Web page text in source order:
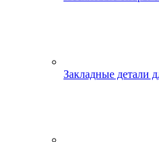
Закладные детали